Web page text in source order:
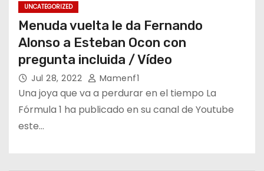
UNCATEGORIZED
Menuda vuelta le da Fernando
Alonso a Esteban Ocon con
pregunta incluida / Vídeo
Jul 28, 2022 Mamenf1
Una joya que va a perdurar en el tiempo La
Fórmula 1 ha publicado en su canal de Youtube
este…